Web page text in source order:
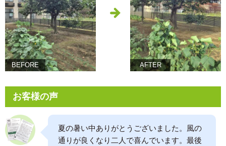
BEFORE AFTER
お客様の声
夏の暑い中ありがとうございました。風の
通りが良くなり二人で喜んでいます。最後